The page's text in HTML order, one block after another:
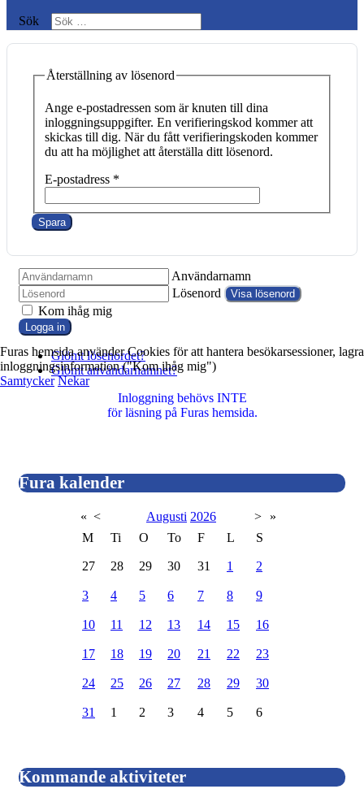
Sök
Återställning av lösenord
Ange e-postadressen som är knuten till dina
inloggningsuppgifter. En verifieringskod kommer att
skickas till dig. När du fått verifieringskoden kommer
du att ha möjlighet att återställa ditt lösenord.
E-postadress *
Spara
Användarnamn
Lösenord
Visa lösenord
Kom ihåg mig
Logga in
Glömt lösenordet?
Glömt användarnamnet?
Inloggning behövs INTE
för läsning på Furas hemsida.
Fura kalender
« < Augusti 2026 >
»
M
Ti O To F L S
27 28 29 30 31 1 2
3 4 5 6 7 8 9
10 11 12 13 14 15 16
17 18 19 20 21 22 23
24 25 26 27 28 29 30
31 1 2 3 4 5 6
Kommande aktiviteter
Furas hemsida använder Cookies för att hantera besökarsessioner, lagra
inloggningsinformation ("Kom ihåg mig")
Samtycker Nekar